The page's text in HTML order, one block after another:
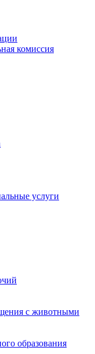
комиссия
услуги
с животными
образования